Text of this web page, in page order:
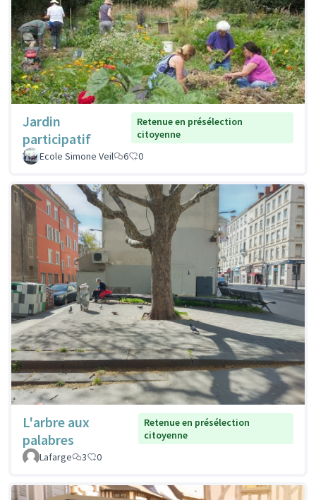
Jardin
participatif
Retenue en présélection
citoyenne
Ecole Simone Veil
6 0
L'arbre aux
palabres
Retenue en présélection
citoyenne
Lafarge
3 0